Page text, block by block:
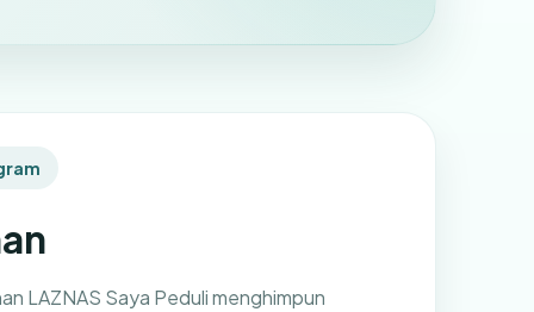
LAZNAS Saya Peduli menghimpun